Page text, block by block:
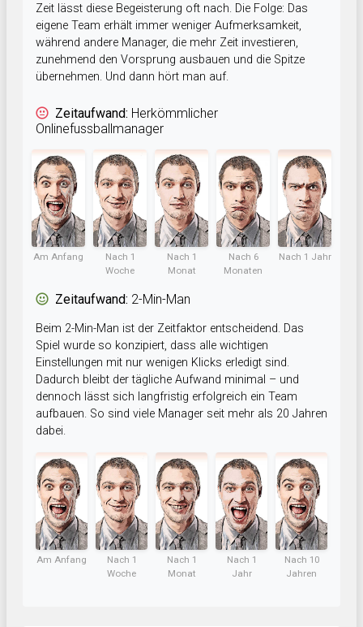
Zeit lässt diese Begeisterung oft nach. Die Folge: Das
eigene Team erhält immer weniger Aufmerksamkeit,
während andere Manager, die mehr Zeit investieren,
zunehmend den Vorsprung ausbauen und die Spitze
übernehmen. Und dann hört man auf.
Zeitaufwand: Herkömmlicher
Onlinefussballmanager
Am Anfang
Nach 1
Woche
Nach 1
Monat
Nach 6
Monaten
Nach 1 Jahr
Zeitaufwand: 2-Min-Man
Beim 2-Min-Man ist der Zeitfaktor entscheidend. Das
Spiel wurde so konzipiert, dass alle wichtigen
Einstellungen mit nur wenigen Klicks erledigt sind.
Dadurch bleibt der tägliche Aufwand minimal – und
dennoch lässt sich langfristig erfolgreich ein Team
aufbauen. So sind viele Manager seit mehr als 20 Jahren
dabei.
Am Anfang
Nach 1
Woche
Nach 1
Monat
Nach 1
Jahr
Nach 10
Jahren